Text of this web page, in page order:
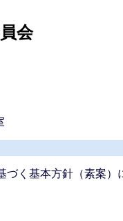
会
づく基本方針（素案）